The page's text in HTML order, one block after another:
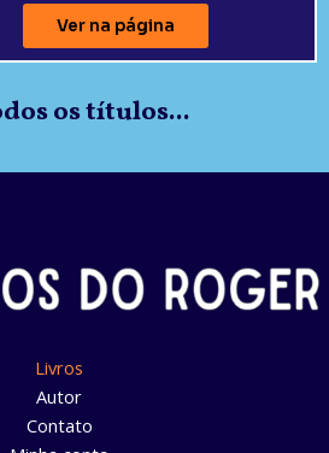
Ver na página
os títulos...
Livros
Autor
Contato